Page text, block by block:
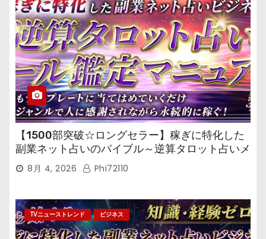
【1500部突破☆ロングセラー】稼ぎに特化した
副業ネット占いのバイブル～逆算タロット占いメ
ール鑑定マニュアル～
8月 4, 2026 Phi72110
TVニューストレンド ビジネス